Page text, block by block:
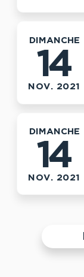
DIMANCHE
14
NOV. 2021
DIMANCHE
14
NOV. 2021